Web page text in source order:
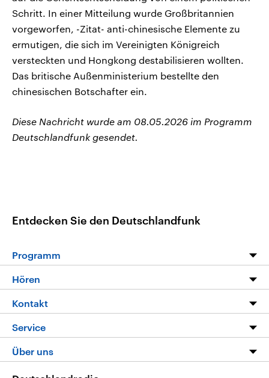
Schritt. In einer Mitteilung wurde Großbritannien
vorgeworfen, -Zitat- anti-chinesische Elemente zu
ermutigen, die sich im Vereinigten Königreich
versteckten und Hongkong destabilisieren wollten.
Das britische Außenministerium bestellte den
chinesischen Botschafter ein.
Diese Nachricht wurde am 08.05.2026 im Programm
Deutschlandfunk gesendet.
Entdecken Sie den Deutschlandfunk
Programm
Programm
Die Nachrichten
Nachrichtenleicht
Neue Beiträge auf dlf.de
Hören
Livestream
Podcasts
Deutschlandfunk App
Kontakt
Hörerservice
Service
FAQ
Über uns